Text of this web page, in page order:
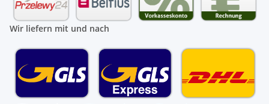
Wir liefern mit und nach